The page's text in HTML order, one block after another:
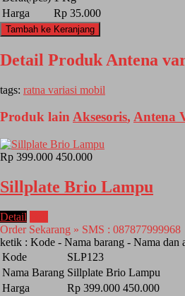
Harga
Rp 35.000
Tambah ke Keranjang
Detail Produk Antena
tags: ratna variasi mobil
Produk lainAksesoris, Antena
Rp 399.000 450.000
Sillplate Brio Lampu
Detail
Order Sekarang » SMS : 087877999968
ketik : Kode - Nama barang - Nama dan
Kode
SLP123
Nama Barang Sillplate Brio Lampu
Harga
Rp 399.000 450.000